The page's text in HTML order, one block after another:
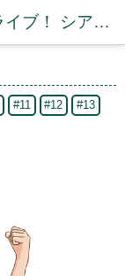
アイドルマスター ミリオンライブ！ シアターデイズDB【ミリシタDB】
#11 #12
#13